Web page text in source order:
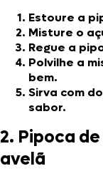
Estoure a
Misture o
Regue a
Polvilhe a
bem.
Sirva com
sabor.
2. Pipoca
avelã